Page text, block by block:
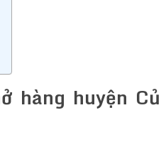
hàng huyện Củ